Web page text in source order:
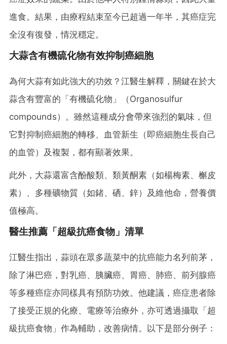
進食。結果，由療程結束至今已超過一年半，其癌症完
全沒有復發，情況穩定。
大蒜含有機硫化物有效抑制癌細胞
為何大蒜有如此強大的功效？江醫生解釋，關鍵在於大
蒜含有豐富的「有機硫化物」（Organosulfur
compounds）。雖然這種成分會帶來強烈的氣味，但
它對抑制癌細胞的轉移、血管新生（即癌細胞生長自己
的血管）及複製，都有顯著效果。
此外，大蒜還富含酚酸類、類黃酮素（如楊梅素、槲皮
素）、多種礦物質（如鍺、硒、鋅）及維他命，營養價
值極高。
醫生推薦「超級抗癌食物」清單
江醫生指出，蒜頭在眾多蔬菜中的抗癌能力名列前茅，
除了淋巴癌，對乳癌、胰臟癌、胃癌、肺癌、前列腺癌
等多種癌症亦同樣具有預防功效。他建議，癌症患者除
了接受正規的化療、電療等治療外，亦可透過攝取「超
級抗癌食物」作為輔助，改善病情。以下是部分例子：